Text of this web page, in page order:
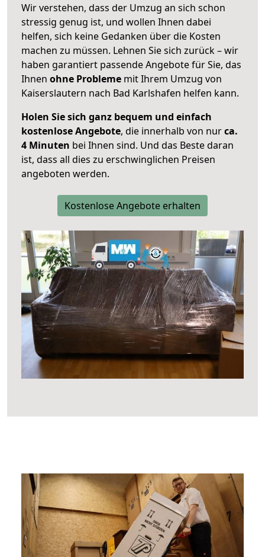
Wir verstehen, dass der Umzug an sich schon
stressig genug ist, und wollen Ihnen dabei
helfen, sich keine Gedanken über die Kosten
machen zu müssen. Lehnen Sie sich zurück – wir
haben garantiert passende Angebote für Sie, das
Ihnen ohne Probleme mit Ihrem Umzug von
Kaiserslautern nach Bad Karlshafen helfen kann.
Holen Sie sich ganz bequem und einfach
kostenlose Angebote, die innerhalb von nurca.
4 Minuten bei Ihnen sind. Und das Beste daran
ist, dass all dies zu erschwinglichen Preisen
angeboten werden.
Kostenlose Angebote erhalten